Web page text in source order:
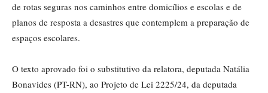
de rotas seguras nos caminhos entre domicílios e escolas e de
planos de resposta a desastres que contemplem a preparação de
espaços escolares.
O texto aprovado foi o substitutivo da relatora, deputada Natália
Bonavides (PT-RN), ao Projeto de Lei 2225/24, da deputada